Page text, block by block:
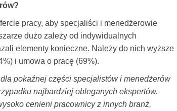
pracy, aby specjaliści i menedżerowie
dużo zależy od indywidualnych
elementy konieczne. Należy do nich wyższe
i umowa o pracę (69%).
pokaźnej części specjalistów i menedżerów
najbardziej obleganych ekspertów.
cenieni pracownicy z innych branż,